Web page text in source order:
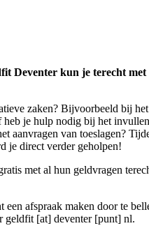
Deventer kun je terecht met
zaken? Bijvoorbeeld bij
heb je hulp nodig bij het
aanvragen van toeslagen?
je direct verder geholpen!
met al hun geldvragen
een afspraak maken door te
geldfit [at] deventer [punt] nl.